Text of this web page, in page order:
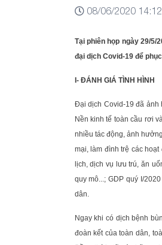
08/06/2020 14:12
Tại phiên họp ngày 29/
đại dịch Covid-19 để
I- ĐÁNH GIÁ TÌNH HÌNH
Đại dịch Covid-19 đã ảnh
Nền kinh tế toàn cầu rơi
nhiều tác động, ảnh
mại, làm đình trệ các
lịch, dịch vụ lưu trú, ăn
quy mô...; GDP quý I/
dân.
Ngay khi có dịch bệnh
đoàn kết của toàn dân,